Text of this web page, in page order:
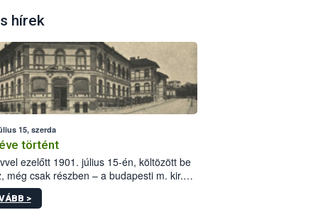
hírek
15, szerda
történt
ezelőtt 1901. július 15-én, költözött be
még csak részben – a budapesti m. kir.
állomás a Kis Rókus utca
alatti, Czigler Győző által tervezett új
>